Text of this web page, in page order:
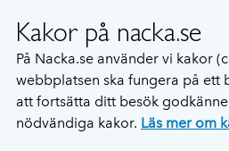
Kakor på nacka.se
På Nacka.se använder vi kakor
webbplatsen ska fungera på ett
att fortsätta ditt besök
nödvändiga kakor. Läs mer om